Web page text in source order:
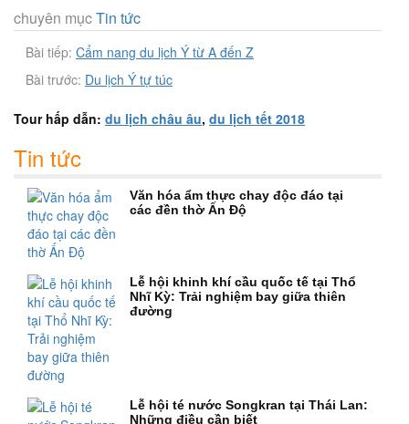
chuyên mụcTin tức
Bài tiếp: Cẩm nang du lịch Ý từ A đến Z
Bài trước: Du lịch Ý tự túc
Tour hấp dẫn: du lịch châu âu, du lịch tết 2018
Tin tức
Văn hóa ẩm thực chay độc đáo tại
các đền thờ Ấn Độ
Lễ hội khinh khí cầu quốc tế tại Thổ
Nhĩ Kỳ: Trải nghiệm bay giữa thiên
đường
Lễ hội té nước Songkran tại Thái Lan:
Những điều cần biết